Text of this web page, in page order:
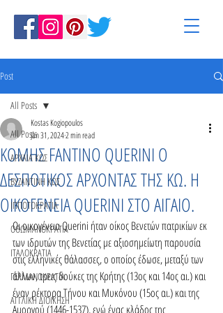
Post
All Posts
ΑΡΧΑΙΑ ΚΩΣ
ΒΥΖΑΝΤΙΝΗ ΚΩΣ
ΙΠΠΟΤΟΚΡΑΤΙΑ
ΟΘΩΜΑΝΟΚΡΑΤΙΑ
ΙΤΑΛΟΚΡΑΤΙΑ
ΓΕΡΜΑΝΟΚΡΑΤΙΑ
ΑΓΓΛΙΚΗ ΔΙΟΙΚΗΣΗ
All Posts
ΚΟΜΗΣ FANTINO QUERINI Ο
ΔΕΣΠΟΤΙΚΟΣ ΑΡΧΟΝΤΑΣ ΤΗΣ ΚΩ. Η
ΟΙΚΟΓΕΝΕΙΑ QUERINI ΣΤΟ ΑΙΓΑΙΟ.
Kostas Kogiopoulos
Jan 31, 20242 min read
Οι οικογένεια Querini ήταν οίκος Βενετών πατρικίων εκ
των ιδρυτών της Βενετίας με αξιοσημείωτη παρουσία
στις ελληνικές θάλασσες, ο οποίος έδωσε, μεταξύ των
άλλων, τρεις δούκες της Κρήτης (13ος και 14ος αι.) και
έναν ρέκτορα Τήνου και Μυκόνου (15ος αι.) και της
Αμοργού (1446-1537), ενώ ένας κλάδος της